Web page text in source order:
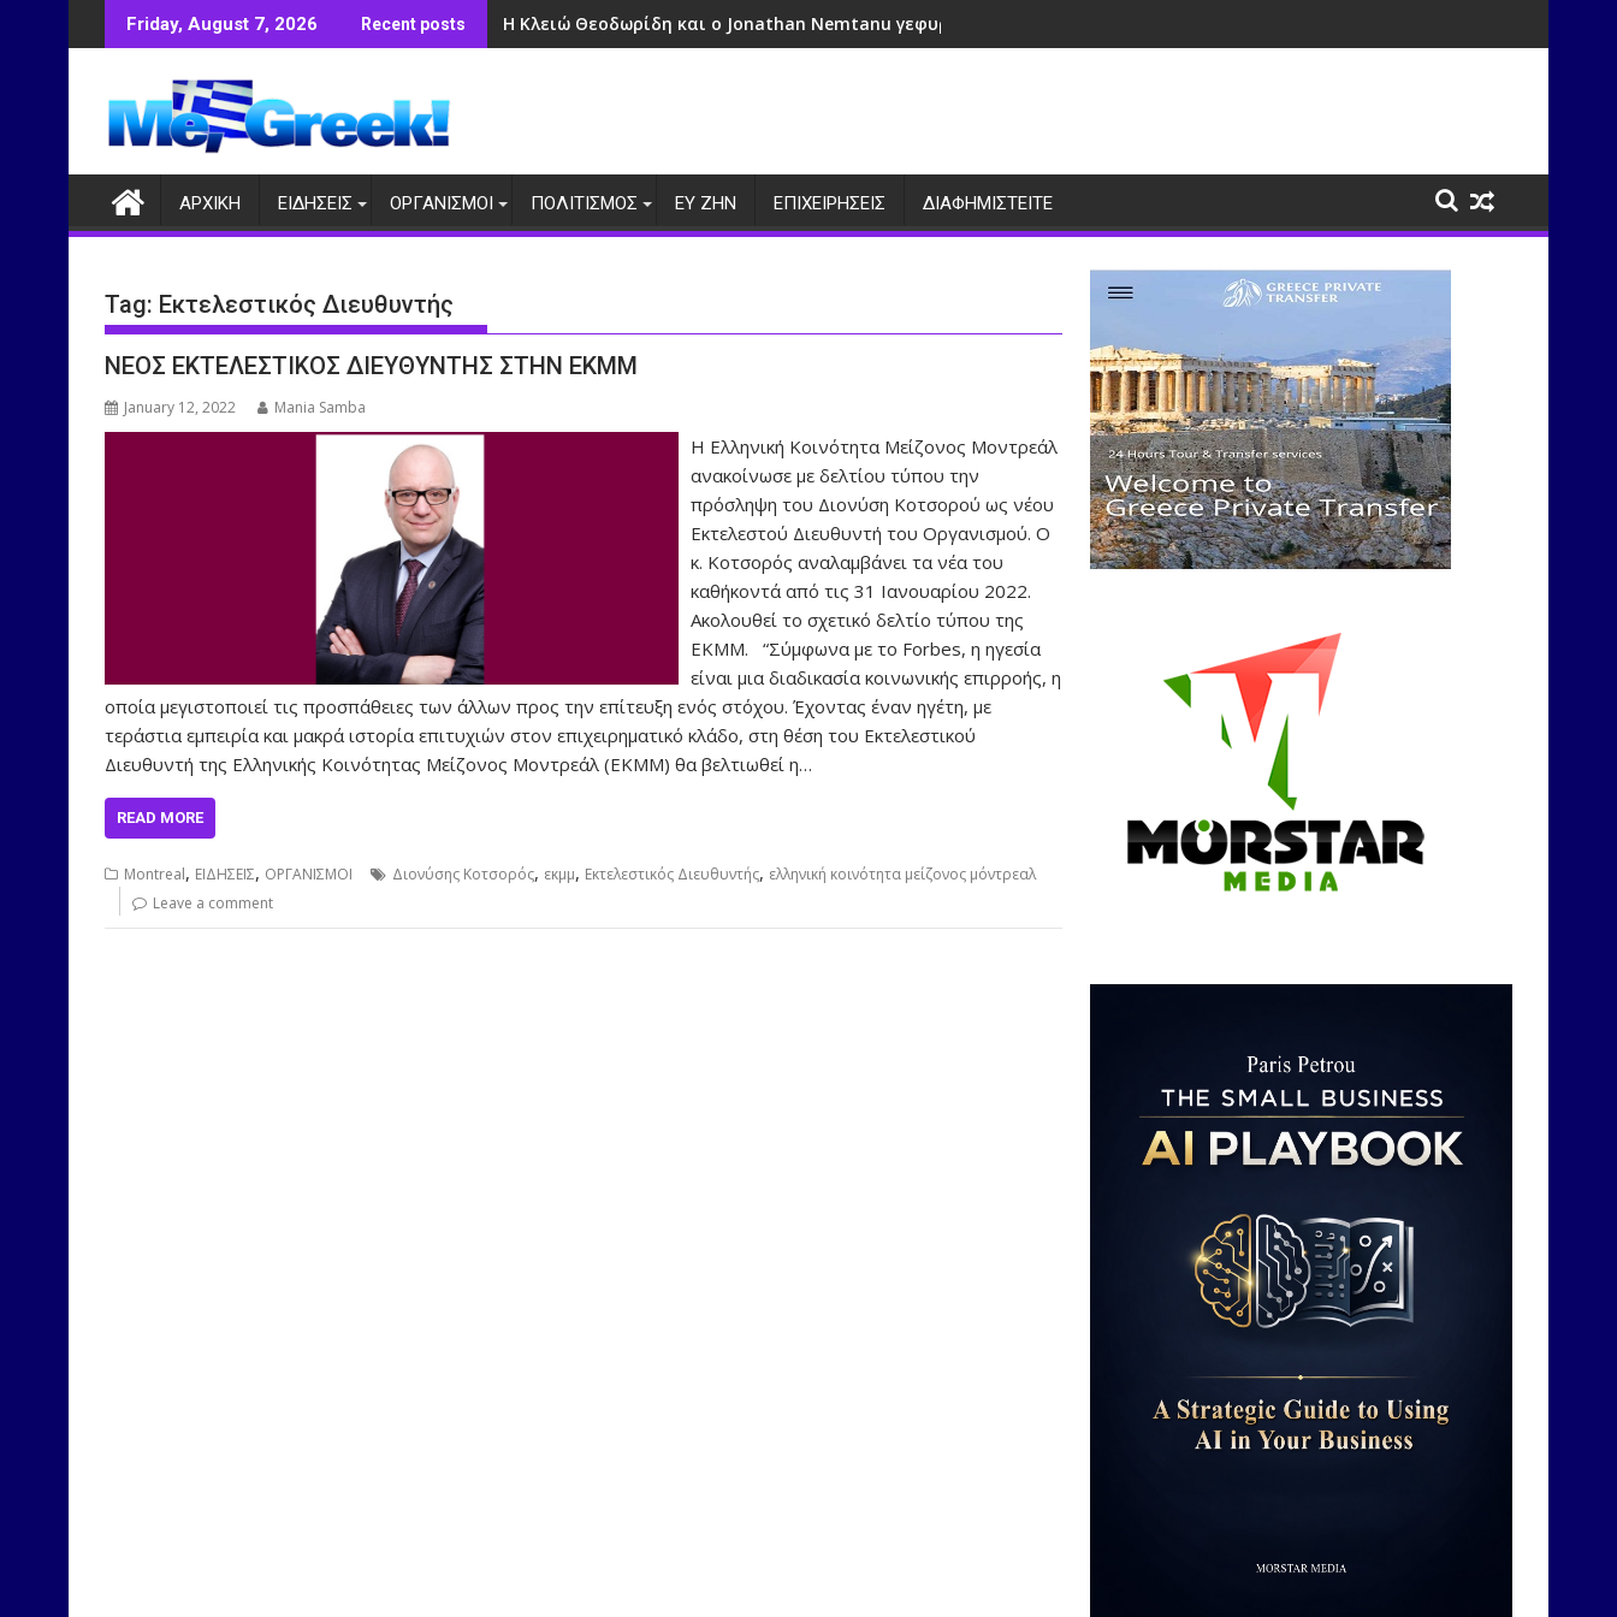
to
Friday, August 7, 2026 Recent posts Η Κλειώ Θεοδωρίδη και ο Jonathan Nemtanu γεφυρώνουν πολιτισμούς μέσα από τη μουσική
ΑΡΧΙΚΗ ΕΙΔΗΣΕΙΣ ΟΡΓΑΝΙΣΜΟΙ ΠΟΛΙΤΙΣΜΟΣ ΕΥ ΖΗΝ ΕΠΙΧΕΙΡΗΣΕΙΣ ΔΙΑΦΗΜΙΣΤΕΙΤΕ
Tag: Εκτελεστικός Διευθυντής
ΝΕΟΣ ΕΚΤΕΛΕΣΤΙΚΟΣ ΔΙΕΥΘΥΝΤΗΣ ΣΤΗΝ ΕΚΜΜ
January 12, 2022 Mania Samba
Η Ελληνική Κοινότητα Μείζονος Μοντρεάλ
ανακοίνωσε με δελτίου τύπου την
πρόσληψη του Διονύση Κοτσορού ως νέου
Εκτελεστού Διευθυντή του Οργανισμού. Ο
κ. Κοτσορός αναλαμβάνει τα νέα του
καθήκοντά από τις 31 Ιανουαρίου 2022.
Ακολουθεί το σχετικό δελτίο τύπου της
ΕΚΜΜ. “Σύμφωνα με το Forbes, η ηγεσία
είναι μια διαδικασία κοινωνικής επιρροής, η
οποία μεγιστοποιεί τις προσπάθειες των άλλων προς την επίτευξη ενός στόχου. Έχοντας έναν ηγέτη, με
τεράστια εμπειρία και μακρά ιστορία επιτυχιών στον επιχειρηματικό κλάδο, στη θέση του Εκτελεστικού
Διευθυντή της Ελληνικής Κοινότητας Μείζονος Μοντρεάλ (ΕΚΜΜ) θα βελτιωθεί η…
READ MORE
Montreal, ΕΙΔΗΣΕΙΣ, ΟΡΓΑΝΙΣΜΟΙ Διονύσης Κοτσορός, εκμμ, Εκτελεστικός Διευθυντής, ελληνική κοινότητα μείζονος μόντρεαλ
Leave a comment